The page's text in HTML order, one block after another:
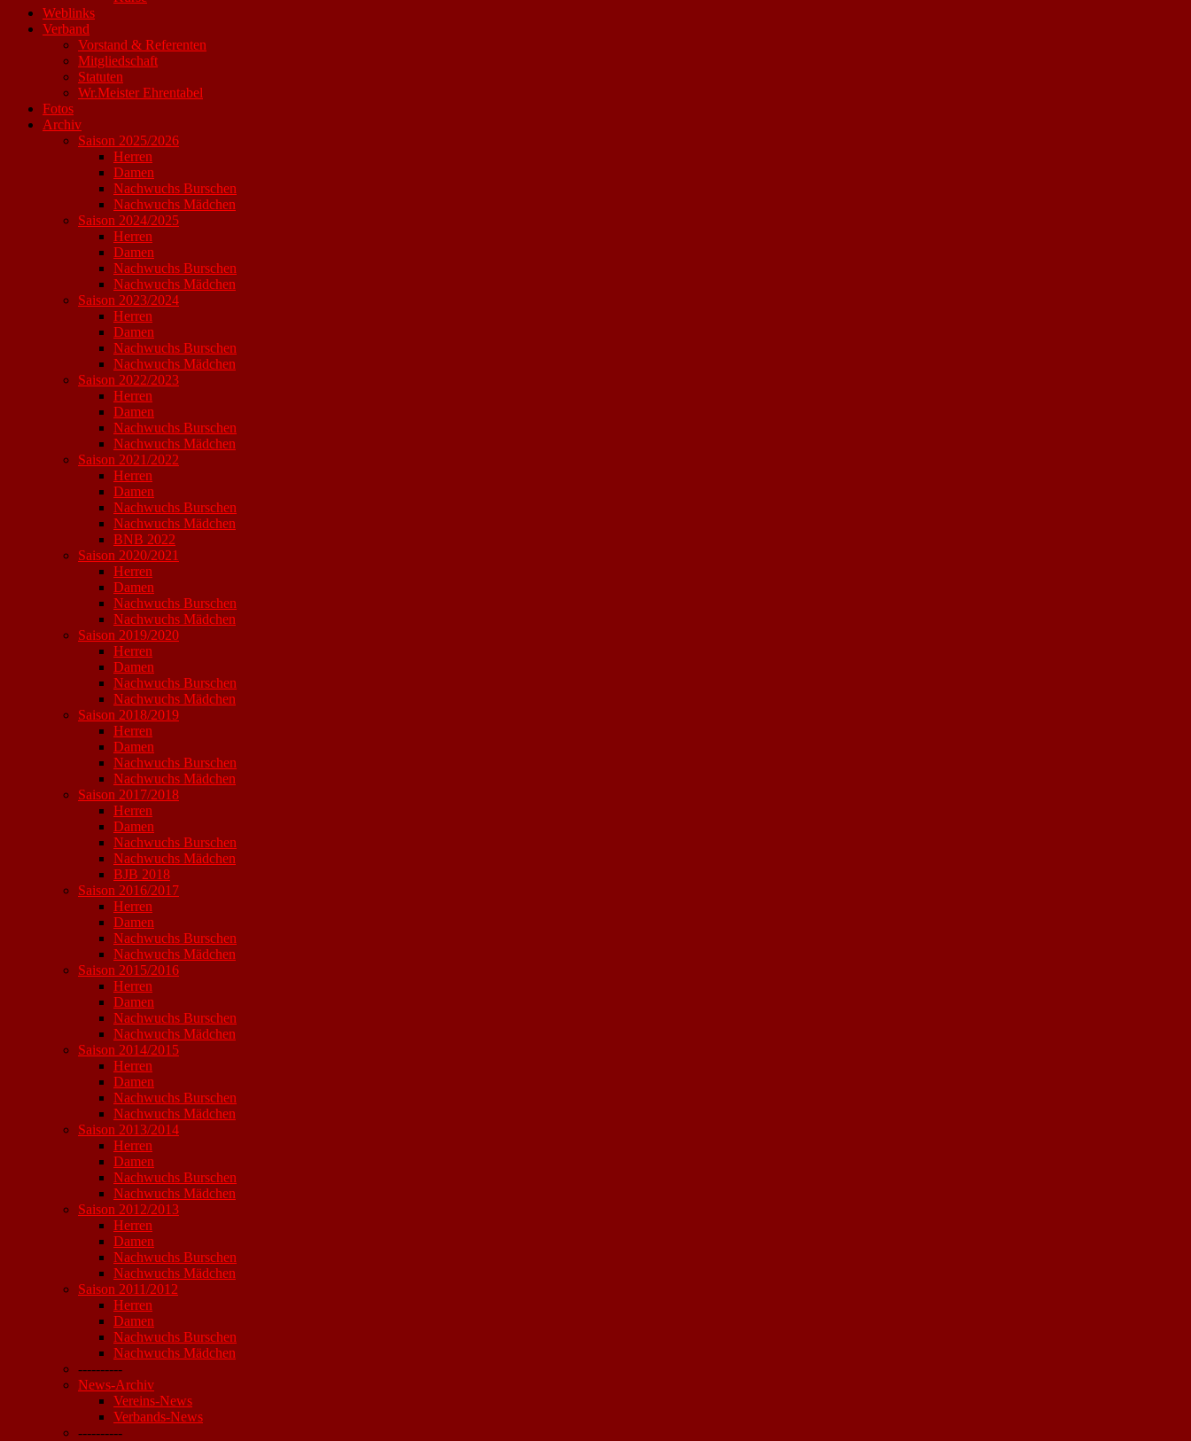
Weblinks
Verband
Vorstand & Referenten
Mitgliedschaft
Statuten
Wr.Meister Ehrentabel
Fotos
Archiv
Saison 2025/2026
Herren
Damen
Nachwuchs Burschen
Nachwuchs Mädchen
Saison 2024/2025
Herren
Damen
Nachwuchs Burschen
Nachwuchs Mädchen
Saison 2023/2024
Herren
Damen
Nachwuchs Burschen
Nachwuchs Mädchen
Saison 2022/2023
Herren
Damen
Nachwuchs Burschen
Nachwuchs Mädchen
Saison 2021/2022
Herren
Damen
Nachwuchs Burschen
Nachwuchs Mädchen
BNB 2022
Saison 2020/2021
Herren
Damen
Nachwuchs Burschen
Nachwuchs Mädchen
Saison 2019/2020
Herren
Damen
Nachwuchs Burschen
Nachwuchs Mädchen
Saison 2018/2019
Herren
Damen
Nachwuchs Burschen
Nachwuchs Mädchen
Saison 2017/2018
Herren
Damen
Nachwuchs Burschen
Nachwuchs Mädchen
BJB 2018
Saison 2016/2017
Herren
Damen
Nachwuchs Burschen
Nachwuchs Mädchen
Saison 2015/2016
Herren
Damen
Nachwuchs Burschen
Nachwuchs Mädchen
Saison 2014/2015
Herren
Damen
Nachwuchs Burschen
Nachwuchs Mädchen
Saison 2013/2014
Herren
Damen
Nachwuchs Burschen
Nachwuchs Mädchen
Saison 2012/2013
Herren
Damen
Nachwuchs Burschen
Nachwuchs Mädchen
Saison 2011/2012
Herren
Damen
Nachwuchs Burschen
Nachwuchs Mädchen
----------
News-Archiv
Vereins-News
Verbands-News
----------